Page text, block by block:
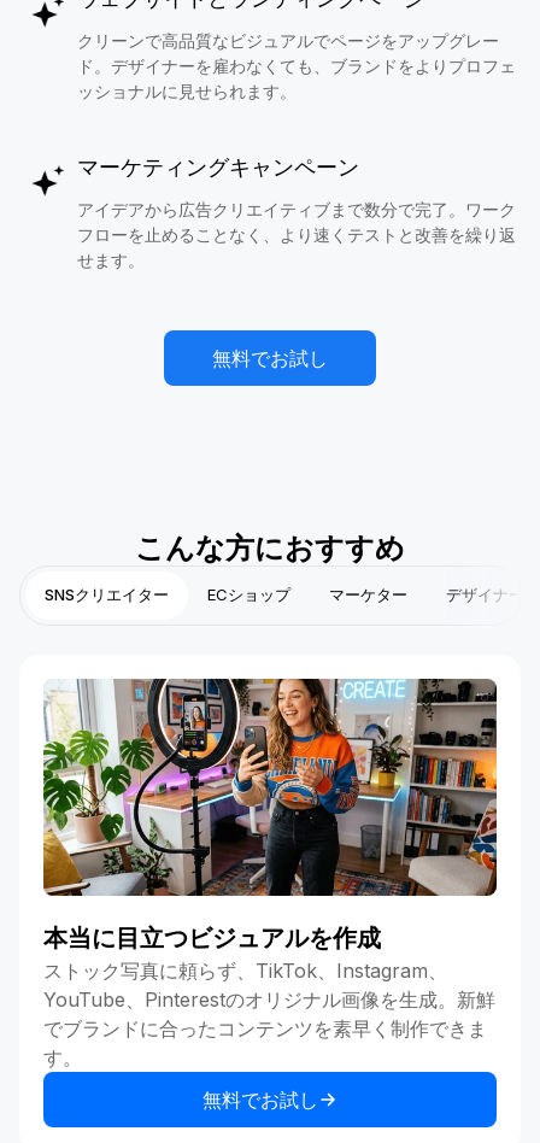
クリーンで高品質なビジュアルでページをアップグレー
ド。デザイナーを雇わなくても、ブランドをよりプロフェ
ッショナルに見せられます。
マーケティングキャンペーン
アイデアから広告クリエイティブまで数分で完了。ワーク
フローを止めることなく、より速くテストと改善を繰り返
せます。
無料でお試し
こんな方におすすめ
SNSクリエイター ECショップ マーケター デザイナー
本当に目立つビジュアルを作成
ストック写真に頼らず、TikTok、Instagram、
YouTube、Pinterestのオリジナル画像を生成。新鮮
でブランドに合ったコンテンツを素早く制作できま
す。
無料でお試し